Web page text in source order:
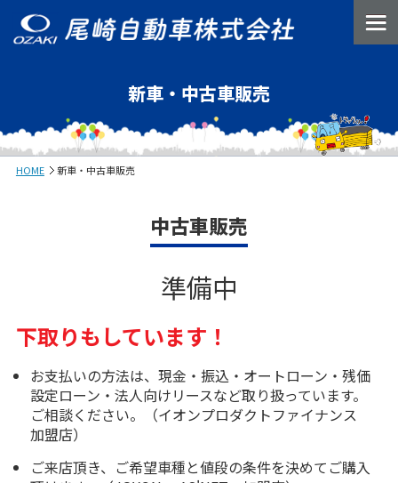
新車・中古車販売
HOME 新車・中古車販売
中古車販売
準備中
下取りもしています！
お支払いの方法は、現金・振込・オートローン・残価
設定ローン・法人向けリースなど取り扱っています。
ご相談ください。（イオンプロダクトファイナンス
加盟店）
ご来店頂き、ご希望車種と値段の条件を決めてご購入